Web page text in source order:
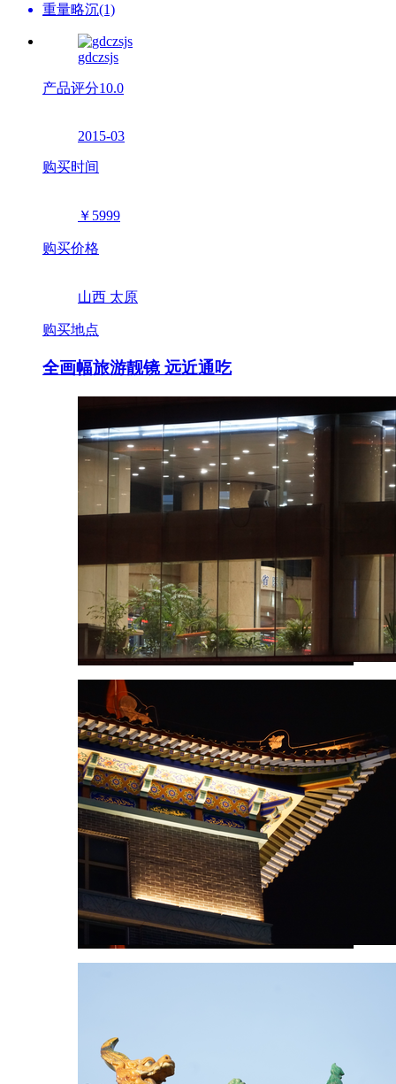
重量略沉(1)
gdczsjs
产品评分10.0
2015-03
购买时间
￥5999
购买价格
山西 太原
购买地点
全画幅旅游靓镜 远近通吃